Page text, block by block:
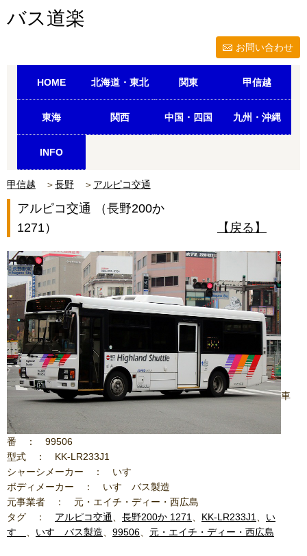
バス道楽
お問い合わせ
HOME 北海道・東北 関東 甲信越
東海 関西 中国・四国 九州・沖縄
INFO
甲信越 ＞長野 ＞ アルピコ交通
アルピコ交通 （長野200か
1271）
【戻る】
車
番 ： 99506
型式 ： KK-LR233J1
シャーシメーカー ： いすゞ
ボディメーカー ： いすゞバス製造
元事業者 ： 元・エイチ・ディー・西広島
タグ ： アルピコ交通 長野200か 1271 KK-LR233J1
い
すゞ
いすゞバス製造 99506 元・エイチ・ディー・西広島